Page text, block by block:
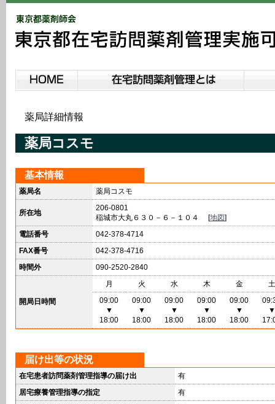
薬局詳細情報
薬局コスモ
基本情報
薬局名 薬局コスモ
所在地
206-0801
稲城市大丸６３０－６－１０４ [地図]
電話番号
042-378-4714
FAX番号
042-378-4716
時間外
090-2520-2840
開局日時間
月 火 水 木 金
土
09:00
▼
18:00
09:00
▼
18:00
09:00
▼
18:00
09:00
▼
18:00
09:00
▼
18:00
▼
届け出等の状況
在宅患者訪問薬剤管理指導の届け出
有
居宅療養管理指導の指定
有